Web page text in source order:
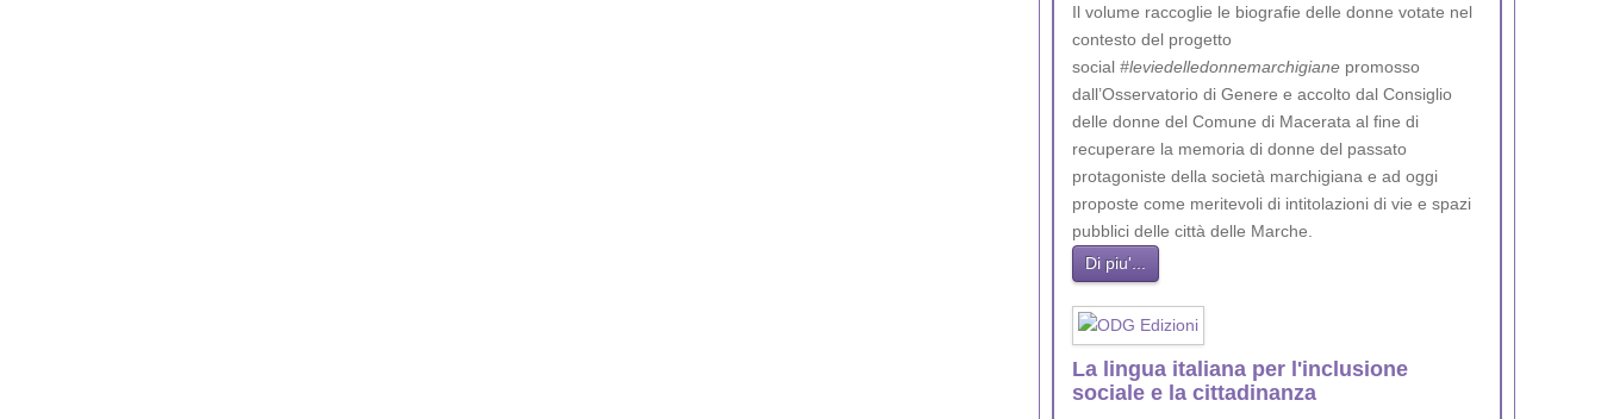
Il volume raccoglie le biografie delle donne votate nel
contesto del progetto
social #leviedelledonnemarchigiane promosso
dall’Osservatorio di Genere e accolto dal Consiglio
delle donne del Comune di Macerata al fine di
recuperare la memoria di donne del passato
protagoniste della società marchigiana e ad oggi
proposte come meritevoli di intitolazioni di vie e spazi
pubblici delle città delle Marche.
Di piu'...
La lingua italiana per l'inclusione
sociale e la cittadinanza